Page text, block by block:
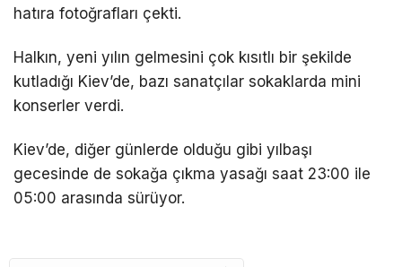
hatıra fotoğrafları çekti.
Halkın, yeni yılın gelmesini çok kısıtlı bir şekilde
kutladığı Kiev’de, bazı sanatçılar sokaklarda mini
konserler verdi.
Kiev’de, diğer günlerde olduğu gibi yılbaşı
gecesinde de sokağa çıkma yasağı saat 23:00 ile
05:00 arasında sürüyor.